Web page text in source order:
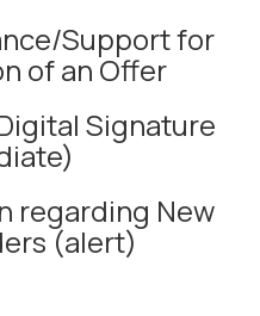
Support for
of an Offer
Signature
regarding New
(alert)